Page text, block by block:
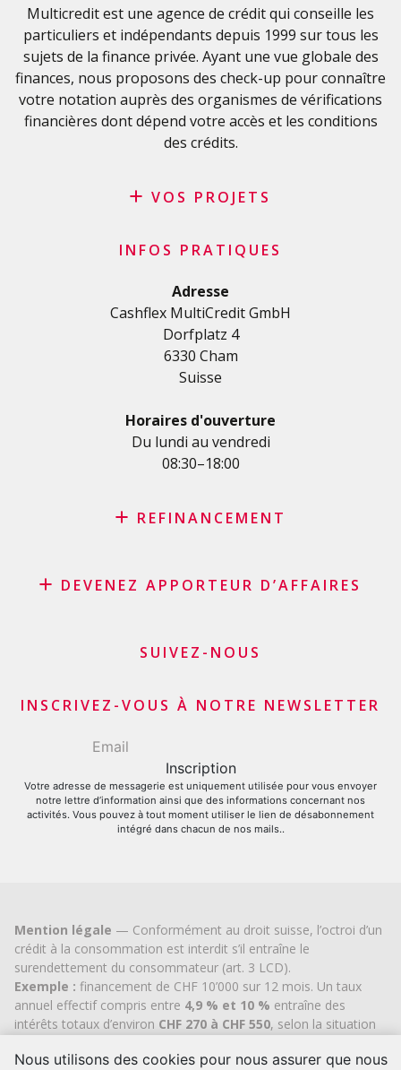
Glossaire financier
FAQ
Liste de contrôle importante
Conditions générales
Politique de confidentialité
Multicredit est une agence de crédit qui conseille les
particuliers et indépendants depuis 1999 sur tous les
sujets de la finance privée. Ayant une vue globale des
finances, nous proposons des check-up pour connaître
votre notation auprès des organismes de vérifications
financières dont dépend votre accès et les conditions
des crédits.
VOS PROJETS
Crédit personnel en Suisse
Crédit rénovation
Crédit véhicule
Crédit de formation
Crédit médical
Crédits divers
Crédit personnel pour les indépendants
Crédit PME
Carte de crédit
INFOS PRATIQUES
Adresse
Cashflex MultiCredit GmbH
Dorfplatz 4
6330 Cham
Suisse
Horaires d'ouverture
Du lundi au vendredi
08:30–18:00
REFINANCEMENT
Rachat de leasing
Demande carte de crédit
DEVENEZ APPORTEUR D’AFFAIRES
Apporteurs d’affaires commerçants et marchands
SUIVEZ-NOUS
INSCRIVEZ-VOUS À NOTRE NEWSLETTER
Votre adresse de messagerie est uniquement utilisée pour vous envoyer
notre lettre d’information ainsi que des informations concernant nos
activités. Vous pouvez à tout moment utiliser le lien de désabonnement
intégré dans chacun de nos mails..
Mention légale — Conformément au droit suisse, l’octroi d’un
crédit à la consommation est interdit s’il entraîne le
surendettement du consommateur (art. 3 LCD).
Exemple : financement de CHF 10’000 sur 12 mois. Un taux
annuel effectif compris entre 4,9 % et 10 % entraîne des
intérêts totaux d’environ CHF 270 à CHF 550, selon la situation
Cashflex MultiCredit GmbH, inscrite au Registre du
Nous utilisons des cookies pour nous assurer que nous